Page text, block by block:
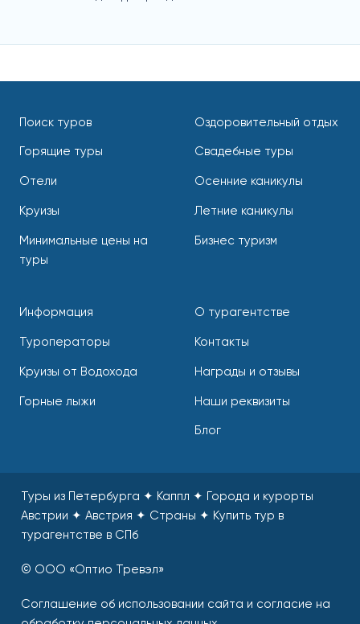
Поиск туров
Горящие туры
Отели
Круизы
Минимальные цены на
туры
Оздоровительный отдых
Свадебные туры
Осенние каникулы
Летние каникулы
Бизнес туризм
Информация
Туроператоры
Круизы от Водохода
Горные лыжи
О турагентстве
Контакты
Награды и отзывы
Наши реквизиты
Блог
Туры из Петербурга ✦ Каппл ✦ Города и курорты
Австрии ✦ Австрия ✦ Страны ✦ Купить тур в
турагентстве в СПб
© ООО «Оптио Тревэл»
Соглашение об использовании сайта и согласие на